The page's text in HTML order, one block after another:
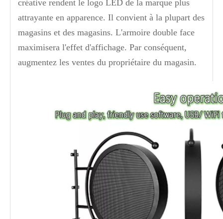
créative rendent le logo LED de la marque plus
attrayante en apparence. Il convient à la plupart des
magasins et des magasins. L'armoire double face
maximisera l'effet d'affichage. Par conséquent,
augmentez les ventes du propriétaire du magasin.